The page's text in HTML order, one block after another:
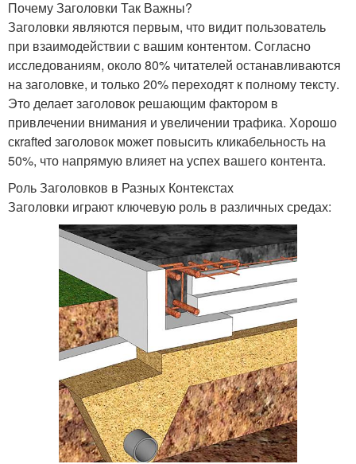
Почему Заголовки Так Важны?
Заголовки являются первым, что видит пользователь
при взаимодействии с вашим контентом. Согласно
исследованиям, около 80% читателей останавливаются
на заголовке, и только 20% переходят к полному тексту.
Это делает заголовок решающим фактором в
привлечении внимания и увеличении трафика. Хорошо
скrafted заголовок может повысить кликабельность на
50%, что напрямую влияет на успех вашего контента.
Роль Заголовков в Разных Контекстах
Заголовки играют ключевую роль в различных средах: